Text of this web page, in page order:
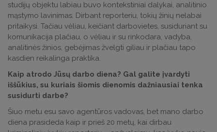
studijų objektu labiau buvo kontekstiniai dalykai, analitinio
mąstymo lavinimas. Dirbant reporteriu, tokių žinių nelabai
pritaikysi. Tačiau vėliau, keičiant darbovietes, susiduriant su
komunikacija plačiau, o vėliau ir su rinkodara, vadyba,
analitinės žinios, gebėjimas žvelgti giliau ir plačiau tapo
kasdien reikalinga praktika.
Kaip atrodo Jūsų darbo diena? Gal galite įvardyti
iššūkius, su kuriais šiomis dienomis dažniausiai tenka
susidurti darbe?
Šiuo metu esu savo agentūros vadovas, bet mano darbo
diena prasideda kaip ir prieš 20 metų, kai dirbau